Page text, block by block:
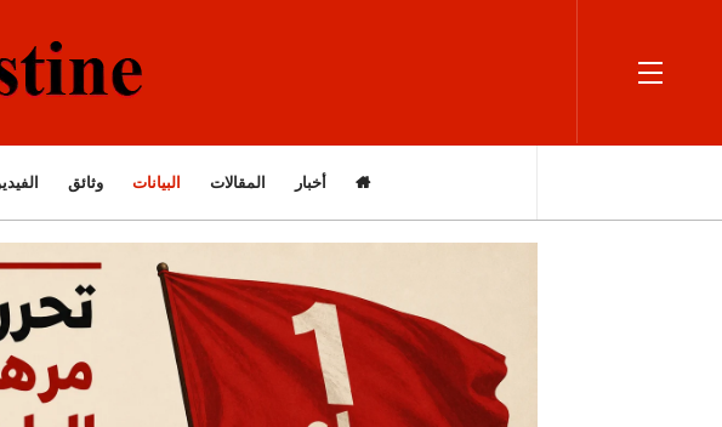
أخبار المقالات البيانات وثائق